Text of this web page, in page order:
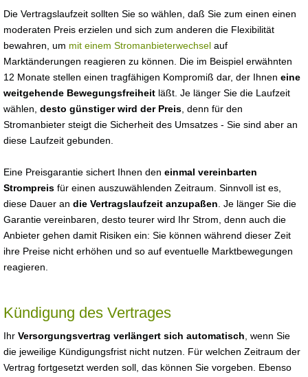
Die Vertragslaufzeit sollten Sie so wählen, daß Sie zum einen einen
moderaten Preis erzielen und sich zum anderen die Flexibilität
bewahren, um mit einem Stromanbieterwechsel auf
Marktänderungen reagieren zu können. Die im Beispiel erwähnten
12 Monate stellen einen tragfähigen Kompromiß dar, der Ihnen eine
weitgehende Bewegungsfreiheit läßt. Je länger Sie die Laufzeit
wählen, desto günstiger wird der Preis , denn für den
Stromanbieter steigt die Sicherheit des Umsatzes - Sie sind aber an
diese Laufzeit gebunden.
Eine Preisgarantie sichert Ihnen den einmal vereinbarten
Strompreis für einen auszuwählenden Zeitraum. Sinnvoll ist es,
diese Dauer an die Vertragslaufzeit anzupaßen . Je länger Sie die
Garantie vereinbaren, desto teurer wird Ihr Strom, denn auch die
Anbieter gehen damit Risiken ein: Sie können während dieser Zeit
ihre Preise nicht erhöhen und so auf eventuelle Marktbewegungen
reagieren.
Kündigung des Vertrages
Ihr Versorgungsvertrag verlängert sich automatisch , wenn Sie
die jeweilige Kündigungsfrist nicht nutzen. Für welchen Zeitraum der
Vertrag fortgesetzt werden soll, das können Sie vorgeben. Ebenso